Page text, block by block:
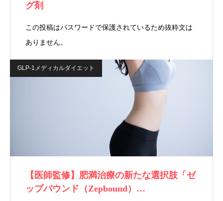
グ剤
この投稿はパスワードで保護されているため抜粋文は
ありません。
GLP-1メディカルダイエット
【医師監修】肥満治療の新たな選択肢「ゼ
ップバウンド（Zepbound）…